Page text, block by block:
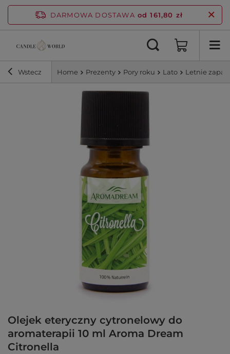
DARMOWA DOSTAWA od 161,80 zł
Wstecz Home Prezenty Pory roku Lato Letnie
Olejek eteryczny cytronelowy do
aromaterapii 10 ml Aroma Dream
Citronella